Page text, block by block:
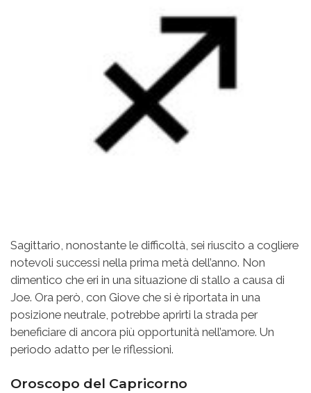
Sagittario, nonostante le difficoltà, sei riuscito a cogliere
notevoli successi nella prima metà dell’anno. Non
dimentico che eri in una situazione di stallo a causa di
Joe. Ora però, con Giove che si è riportata in una
posizione neutrale, potrebbe aprirti la strada per
beneficiare di ancora più opportunità nell’amore. Un
periodo adatto per le riflessioni.
Oroscopo del Capricorno